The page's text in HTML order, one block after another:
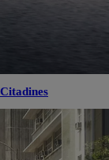
Citadines